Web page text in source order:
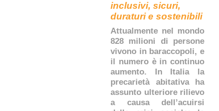
inclusivi, sicuri,
duraturi e sostenibili
Attualmente nel mondo
828 milioni di persone
vivono in baraccopoli, e
il numero è in continuo
aumento. In Italia la
precarietà abitativa ha
assunto ulteriore rilievo
a causa dell’acuirsi